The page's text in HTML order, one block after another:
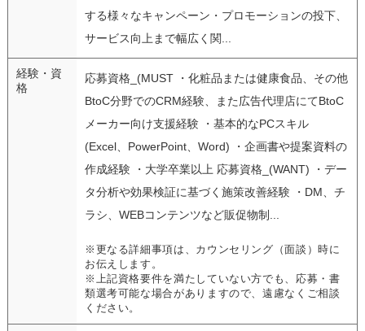
する様々なキャンペーン・プロモーションの投下、
サービス向上まで幅広く関...
経験・資
格
応募資格_(MUST ・化粧品または健康食品、その他
BtoC分野でのCRM経験、また広告代理店にてBtoC
メーカー向け支援経験 ・基本的なPCスキル
(Excel、PowerPoint、Word) ・企画書や提案資料の
作成経験 ・大学卒業以上 応募資格_(WANT) ・デー
タ分析や効果検証に基づく施策改善経験 ・DM、チ
ラシ、WEBコンテンツなど販促物制...
※更なる詳細事項は、カウンセリング（面談）時に
お伝えします。
※上記資格要件を満たしていない方でも、応募・書
類選考可能な場合がありますので、遠慮なくご相談
ください。